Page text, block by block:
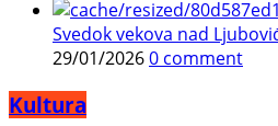
Svedok vekova nad
29/01/20260 comment
Kultura